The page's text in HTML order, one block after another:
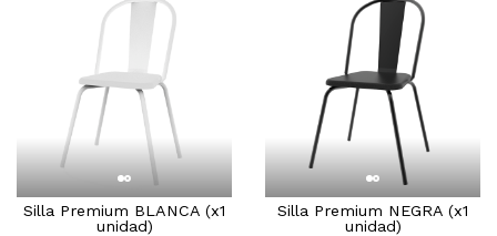
Silla Premium BLANCA (x1
unidad)
Silla Premium NEGRA (x1
unidad)